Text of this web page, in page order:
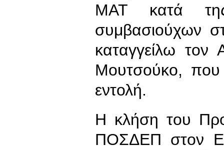
ΜΑΤ κατά
συμβασιούχων
καταγγείλω τον
Μουτσούκο, που
εντολή.
Η κλήση του
ΠΟΣΔΕΠ στον